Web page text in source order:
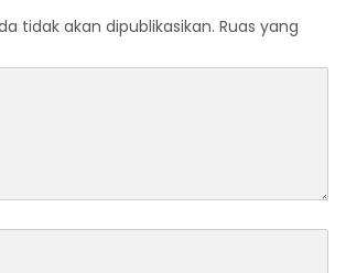
tidak akan dipublikasikan. Ruas yang